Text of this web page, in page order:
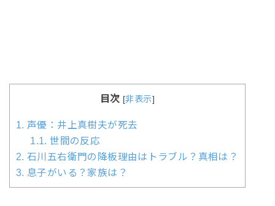
目次 [非表示]
1. 声優：井上真樹夫が死去
1.1. 世間の反応
2. 石川五右衛門の降板理由はトラブル？真相は？
3. 息子がいる？家族は？